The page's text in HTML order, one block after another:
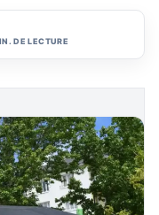
DE LECTURE